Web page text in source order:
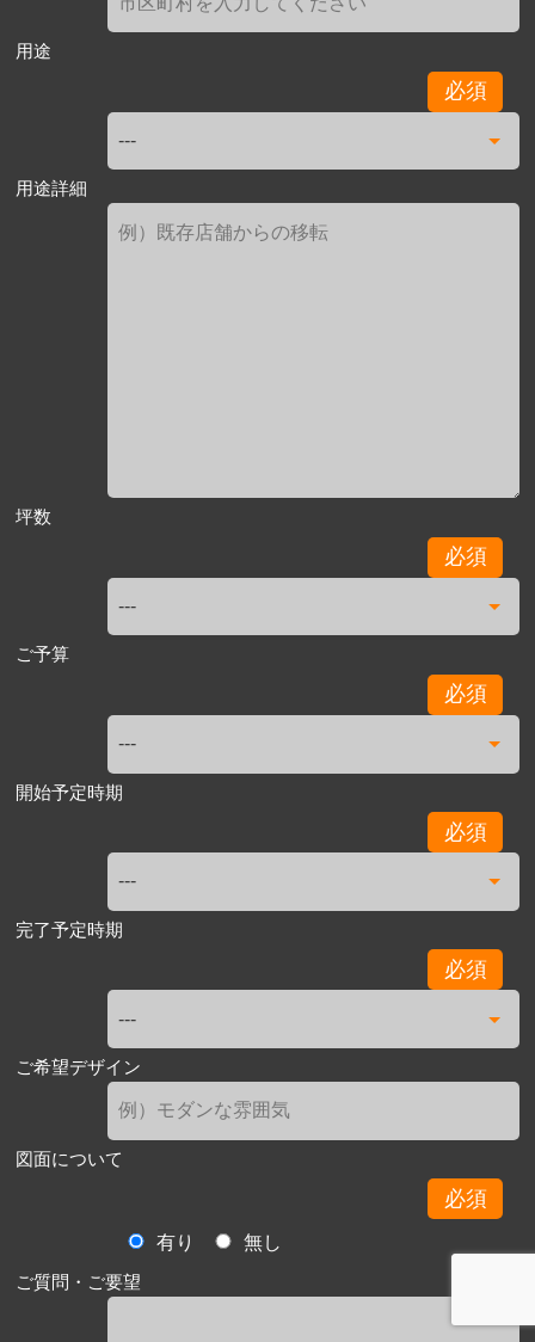
用途
必須
用途詳細
坪数
必須
ご予算
必須
開始予定時期
必須
完了予定時期
必須
ご希望デザイン
図面について
必須
有り
無し
ご質問・ご要望